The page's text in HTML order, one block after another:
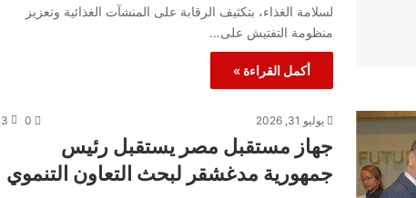
لسلامة الغذاء، بتكثيف الرقابة على المنشآت الغذائية وتعزيز
منظومة التفتيش على…
أكمل القراءة »
يوليو 31, 2026 0
3
جهاز مستقبل مصر يستقبل رئيس
جمهورية مدغشقر لبحث التعاون التنموي